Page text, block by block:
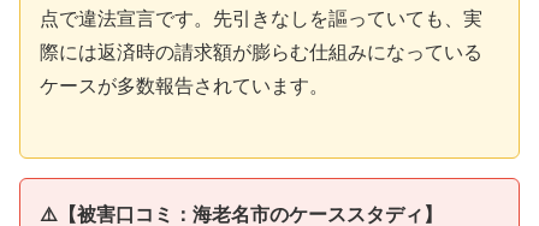
点で違法宣言です。先引きなしを謳っていても、実
際には返済時の請求額が膨らむ仕組みになっている
ケースが多数報告されています。
⚠️【被害口コミ：海老名市のケーススタディ】